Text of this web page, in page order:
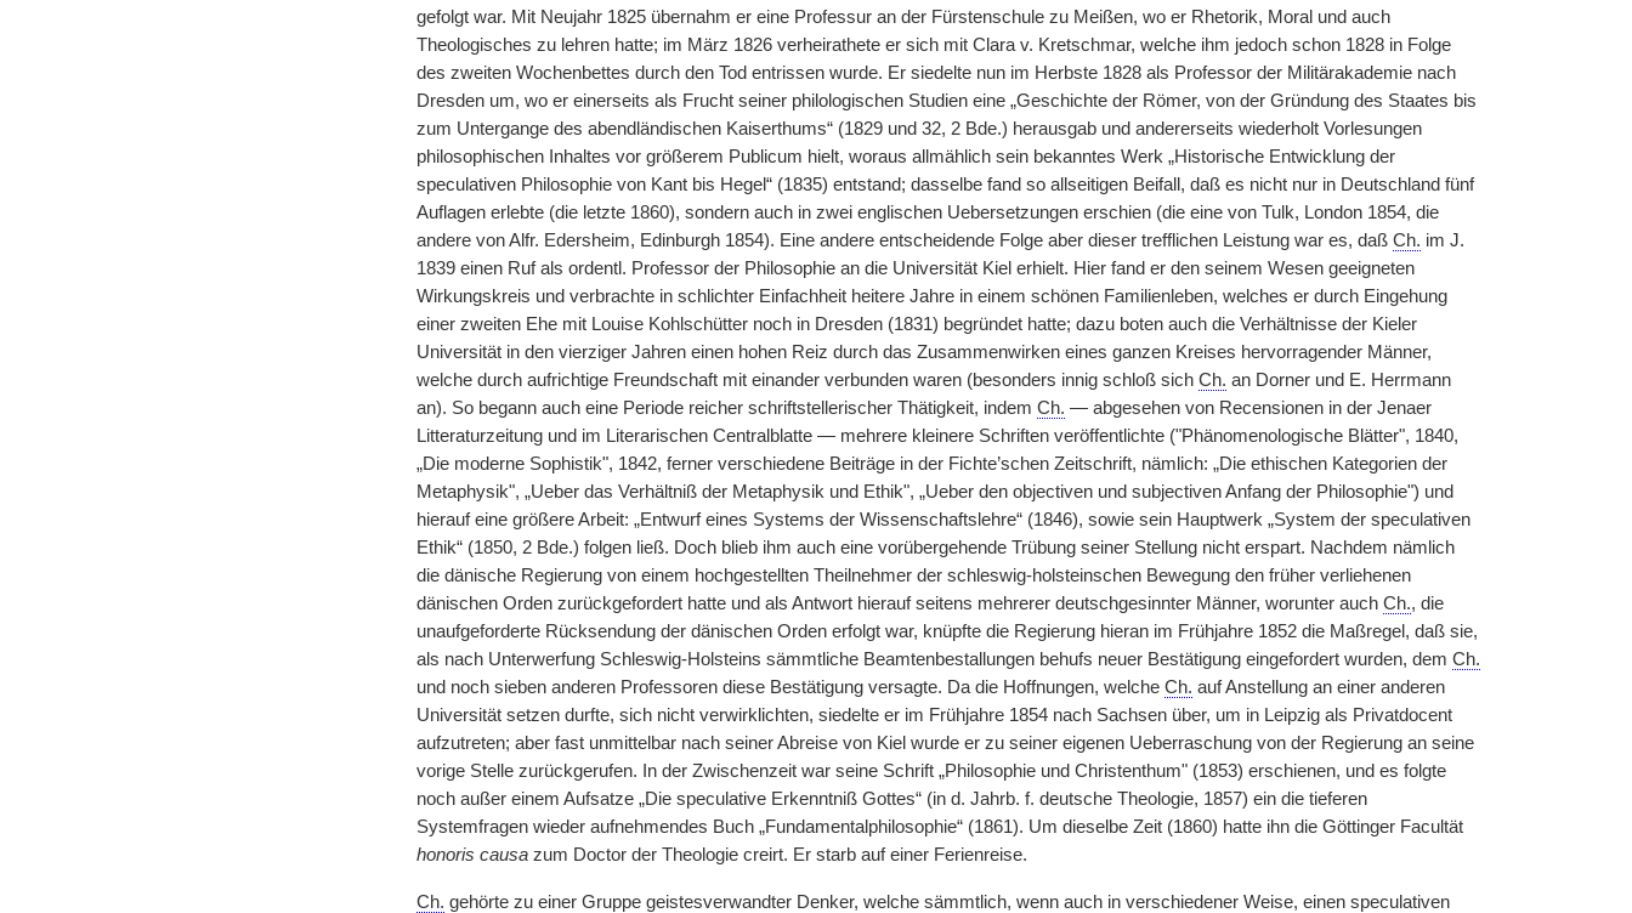
gefolgt war. Mit Neujahr 1825 übernahm er eine Professur an der Fürstenschule zu Meißen, wo er Rhetorik, Moral und auch
Theologisches zu lehren hatte; im März 1826 verheirathete er sich mit Clara v. Kretschmar, welche ihm jedoch schon 1828 in Folge
des zweiten Wochenbettes durch den Tod entrissen wurde. Er siedelte nun im Herbste 1828 als Professor der Militärakademie nach
Dresden um, wo er einerseits als Frucht seiner philologischen Studien eine „Geschichte der Römer, von der Gründung des Staates bis
zum Untergange des abendländischen Kaiserthums“ (1829 und 32, 2 Bde.) herausgab und andererseits wiederholt Vorlesungen
philosophischen Inhaltes vor größerem Publicum hielt, woraus allmählich sein bekanntes Werk „Historische Entwicklung der
speculativen Philosophie von Kant bis Hegel“ (1835) entstand; dasselbe fand so allseitigen Beifall, daß es nicht nur in Deutschland fünf
Auflagen erlebte (die letzte 1860), sondern auch in zwei englischen Uebersetzungen erschien (die eine von Tulk, London 1854, die
andere von Alfr. Edersheim, Edinburgh 1854). Eine andere entscheidende Folge aber dieser trefflichen Leistung war es, daß Ch. im J.
1839 einen Ruf als ordentl. Professor der Philosophie an die Universität Kiel erhielt. Hier fand er den seinem Wesen geeigneten
Wirkungskreis und verbrachte in schlichter Einfachheit heitere Jahre in einem schönen Familienleben, welches er durch Eingehung
einer zweiten Ehe mit Louise Kohlschütter noch in Dresden (1831) begründet hatte; dazu boten auch die Verhältnisse der Kieler
Universität in den vierziger Jahren einen hohen Reiz durch das Zusammenwirken eines ganzen Kreises hervorragender Männer,
welche durch aufrichtige Freundschaft mit einander verbunden waren (besonders innig schloß sich Ch. an Dorner und E. Herrmann
an). So begann auch eine Periode reicher schriftstellerischer Thätigkeit, indem Ch. — abgesehen von Recensionen in der Jenaer
Litteraturzeitung und im Literarischen Centralblatte — mehrere kleinere Schriften veröffentlichte ("Phänomenologische Blätter", 1840,
„Die moderne Sophistik", 1842, ferner verschiedene Beiträge in der Fichte’schen Zeitschrift, nämlich: „Die ethischen Kategorien der
Metaphysik", „Ueber das Verhältniß der Metaphysik und Ethik", „Ueber den objectiven und subjectiven Anfang der Philosophie") und
hierauf eine größere Arbeit: „Entwurf eines Systems der Wissenschaftslehre“ (1846), sowie sein Hauptwerk „System der speculativen
Ethik“ (1850, 2 Bde.) folgen ließ. Doch blieb ihm auch eine vorübergehende Trübung seiner Stellung nicht erspart. Nachdem nämlich
die dänische Regierung von einem hochgestellten Theilnehmer der schleswig-holsteinschen Bewegung den früher verliehenen
dänischen Orden zurückgefordert hatte und als Antwort hierauf seitens mehrerer deutschgesinnter Männer, worunter auch Ch., die
unaufgeforderte Rücksendung der dänischen Orden erfolgt war, knüpfte die Regierung hieran im Frühjahre 1852 die Maßregel, daß sie,
als nach Unterwerfung Schleswig-Holsteins sämmtliche Beamtenbestallungen behufs neuer Bestätigung eingefordert wurden, dem Ch.
und noch sieben anderen Professoren diese Bestätigung versagte. Da| die Hoffnungen, welche Ch. auf Anstellung an einer anderen
Universität setzen durfte, sich nicht verwirklichten, siedelte er im Frühjahre 1854 nach Sachsen über, um in Leipzig als Privatdocent
aufzutreten; aber fast unmittelbar nach seiner Abreise von Kiel wurde er zu seiner eigenen Ueberraschung von der Regierung an seine
vorige Stelle zurückgerufen. In der Zwischenzeit war seine Schrift „Philosophie und Christenthum" (1853) erschienen, und es folgte
noch außer einem Aufsatze „Die speculative Erkenntniß Gottes“ (in d. Jahrb. f. deutsche Theologie, 1857) ein die tieferen
Systemfragen wieder aufnehmendes Buch „Fundamentalphilosophie“ (1861). Um dieselbe Zeit (1860) hatte ihn die Göttinger Facultät
honoris causazum Doctor der Theologie creirt. Er starb auf einer Ferienreise.
Ch. gehörte zu einer Gruppe geistesverwandter Denker, welche sämmtlich, wenn auch in verschiedener Weise, einen speculativen